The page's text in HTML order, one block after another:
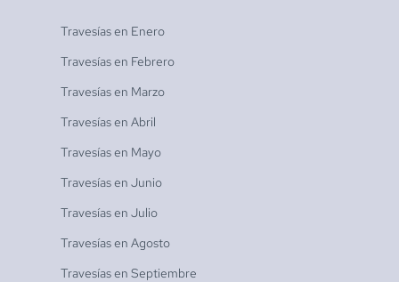
Travesías en Enero
Travesías en Febrero
Travesías en Marzo
Travesías en Abril
Travesías en Mayo
Travesías en Junio
Travesías en Julio
Travesías en Agosto
Travesías en Septiembre